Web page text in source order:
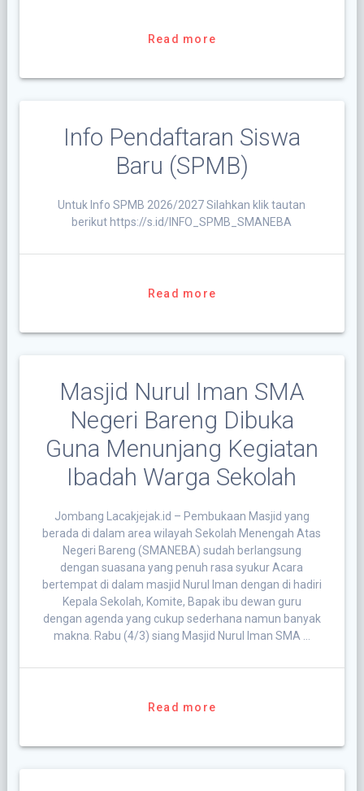
Read more
Info Pendaftaran Siswa
Baru (SPMB)
Untuk Info SPMB 2026/2027 Silahkan klik tautan
berikut https://s.id/INFO_SPMB_SMANEBA
Read more
Masjid Nurul Iman SMA
Negeri Bareng Dibuka
Guna Menunjang Kegiatan
Ibadah Warga Sekolah
Jombang Lacakjejak.id – Pembukaan Masjid yang
berada di dalam area wilayah Sekolah Menengah Atas
Negeri Bareng (SMANEBA) sudah berlangsung
dengan suasana yang penuh rasa syukur Acara
bertempat di dalam masjid Nurul Iman dengan di hadiri
Kepala Sekolah, Komite, Bapak ibu dewan guru
dengan agenda yang cukup sederhana namun banyak
makna. Rabu (4/3) siang Masjid Nurul Iman SMA …
Read more